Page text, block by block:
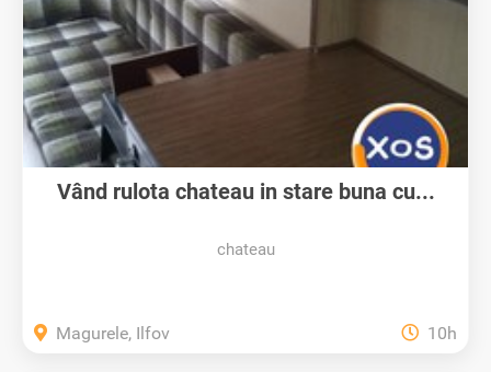
Vând rulota chateau in stare buna cu...
chateau
Magurele, Ilfov 10h